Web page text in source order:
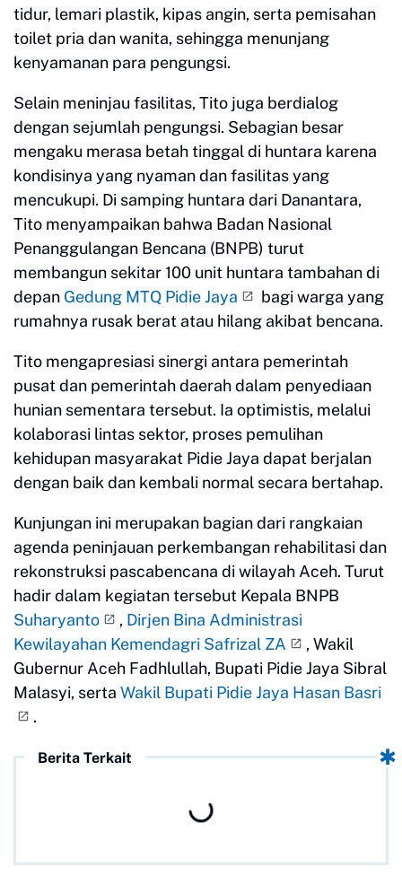
tidur, lemari plastik, kipas angin, serta pemisahan
toilet pria dan wanita, sehingga menunjang
kenyamanan para pengungsi.
Selain meninjau fasilitas, Tito juga berdialog
dengan sejumlah pengungsi. Sebagian besar
mengaku merasa betah tinggal di huntara karena
kondisinya yang nyaman dan fasilitas yang
mencukupi. Di samping huntara dari Danantara,
Tito menyampaikan bahwa Badan Nasional
Penanggulangan Bencana (BNPB) turut
membangun sekitar 100 unit huntara tambahan di
depan Gedung MTQ Pidie Jaya
bagi warga yang
rumahnya rusak berat atau hilang akibat bencana.
Tito mengapresiasi sinergi antara pemerintah
pusat dan pemerintah daerah dalam penyediaan
hunian sementara tersebut. Ia optimistis, melalui
kolaborasi lintas sektor, proses pemulihan
kehidupan masyarakat Pidie Jaya dapat berjalan
dengan baik dan kembali normal secara bertahap.
Kunjungan ini merupakan bagian dari rangkaian
agenda peninjauan perkembangan rehabilitasi dan
rekonstruksi pascabencana di wilayah Aceh. Turut
hadir dalam kegiatan tersebut Kepala BNPB
Suharyanto
, Dirjen Bina Administrasi
Kewilayahan Kemendagri Safrizal ZA
, Wakil
Gubernur Aceh Fadhlullah, Bupati Pidie Jaya Sibral
Malasyi, serta Wakil Bupati Pidie Jaya Hasan Basri
.
Berita Terkait